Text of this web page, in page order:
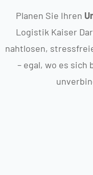
Planen Sie Ihren
Logistik Kaiser
nahtlosen,
– egal, wo es